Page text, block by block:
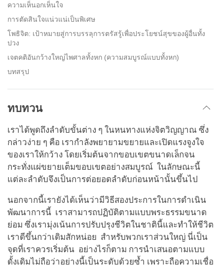
ความเห็นอกเห็นใจ
การตัดสินใจแน่วแน่เป็นพิเศษ
โพธิจิต: เป้าหมายสู่การบรรลุการตรัสรู้เพื่อประโยชน์สุขของผู้อื่นทั้ง
ปวง
เจตคติอันกว้างใหญ่ไพศาลทั้งหก (ความสมบูรณ์แบบทั้งหก)
บทสรุป
ทบทวน
เราได้พูดถึงลำดับขั้นต่าง ๆ ในหนทางแห่งจิตวิญญาณ ซึ่ง
กล่าวง่าย ๆ คือ เรากำลังพยายามขยายและเปิดแรงจูงใจ
ของเราให้กว้าง โดยเริ่มต้นจากขอบเขตขนาดเล็กจน
กระทั่งแผ่ขยายเต็มขอบเขตอย่างสมบูรณ์ ในลักษณะนี้
แต่ละลำดับจึงเป็นการต่อยอดลำดับก่อนหน้านั้นขึ้นไป
นอกจากนี้เรายังได้เห็นว่ามีวิธีสองประการในการดำเนิน
พัฒนาการนี้ เราสามารถปฏิบัติตามแบบพระธรรมขนาด
ย่อม ซึ่งเรามุ่งเน้นการปรับปรุงชีวิตในชาตินี้และทำให้ชีวิต
เราดีขึ้นกว่าเดิมสักหน่อย สำหรับพวกเราส่วนใหญ่ นี่เป็น
จุดที่เราควรเริ่มต้น อย่างไรก็ตาม การนำเสนอตามแบบ
ดั้งเดิมไม่ถือว่าอย่างนี้เป็นระดับด้วยซ้ำ เพราะถือความเชื่อ